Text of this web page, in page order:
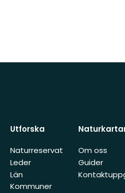
Utforska
Naturreservat
Leder
Län
Kommuner
Om oss
Guider